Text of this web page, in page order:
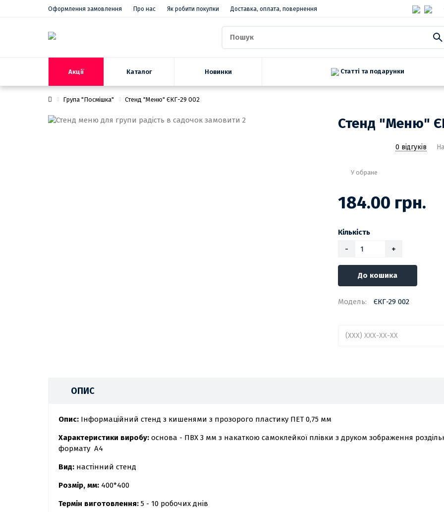
Оформлення замовлення Про нас Як робити покупки Доставка, оплата, повернення
Акції Каталог Новинки Статті та подарунки
Група "Посмішка" Стенд "Меню" ЄКГ-29 002
Стенд "Меню"
0 відгуків
У обране
184.00 грн.
Кількість
-
+
До кошика
Модель: ЄКГ-29 002
ОПИС
Опис: Інформаційний стенд з кишенями з прозорого пластику ПЕТ 0,75 мм
Характеристики виробу: основа - ПВХ 3 мм з накаткою самоклейкої плівки з друком зображення
формату А4
Вид: настінний стенд
Розмір, мм: 400*400
Термін виготовлення: 5 - 10 робочих днів